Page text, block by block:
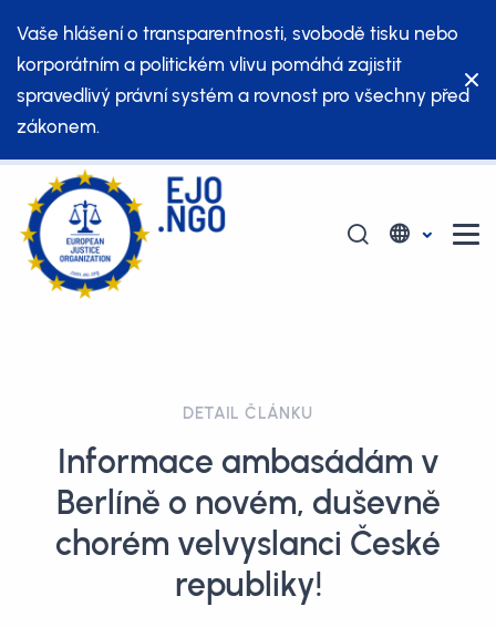
Vaše hlášení o transparentnosti, svobodě tisku nebo
korporátním a politickém vlivu pomáhá zajistit
spravedlivý právní systém a rovnost pro všechny před
zákonem.
DETAIL ČLÁNKU
Informace ambasádám v
Berlíně o novém, duševně
chorém velvyslanci České
republiky!